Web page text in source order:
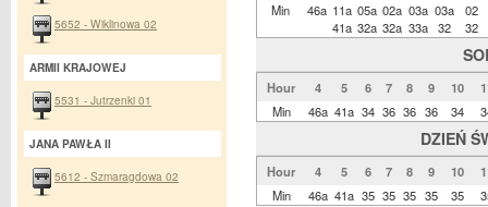
Min
46a 11a
41a
05a
32a
02a
32a
03a
33a
03a
32
02
32
Hour 4 5 6 7 8 9 10
Min
46a 41a 34 36 36 36 34
DZIEŃ
Hour 4 5 6 7 8 9 10
Min
46a 41a 35 35 35 35 35
5652 - Wiklinowa 02
ARMII KRAJOWEJ
5531 - Jutrzenki 01
JANA PAWŁA II
5612 - Szmaragdowa 02